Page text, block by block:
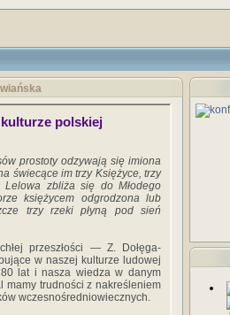
polskiej
prostoty odzywają się imiona
świecące im trzy Księżyce, trzy
Lelowa zbli­ża się do Młodego
księżycem odgrodzona lub
trzy rzeki płyną pod sień
przeszłości — Z. Dołęga-
w naszej kulturze ludowej
lat i nasza wiedza w da­nym
mamy trudności z nakreśleniem
wczesnośredniowiecznych.